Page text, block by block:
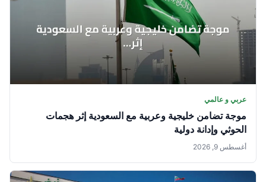
عربي و عالمي
موجة تضامن خليجية وعربية مع السعودية إثر هجمات
الحوثي وإدانة دولية
أغسطس 9, 2026